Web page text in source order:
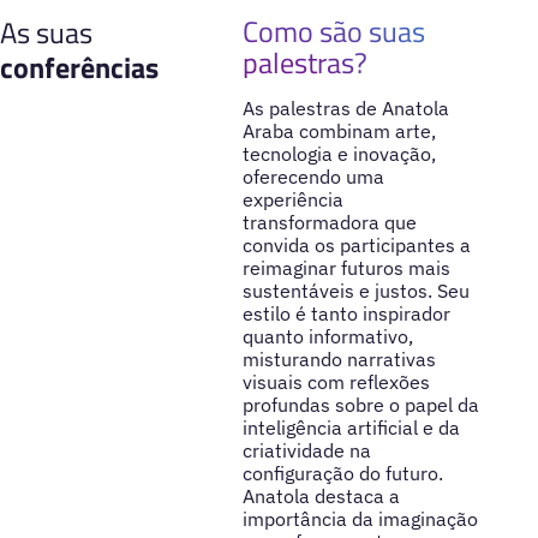
As suas
conferências
Como são suas
palestras?
As palestras de Anatola
Araba combinam arte,
tecnologia e inovação,
oferecendo uma
experiência
transformadora que
convida os participantes a
reimaginar futuros mais
sustentáveis e justos. Seu
estilo é tanto inspirador
quanto informativo,
misturando narrativas
visuais com reflexões
profundas sobre o papel da
inteligência artificial e da
criatividade na
configuração do futuro.
Anatola destaca a
importância da imaginação